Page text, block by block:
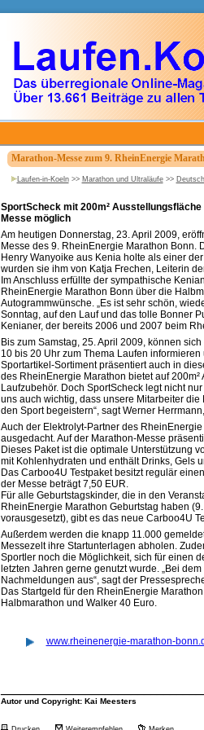
Marathon-Messe zum 9. RheinEnergie
Laufen-in-Koeln>> Marathon und Ultraläufe>>
SportScheck mit 200m²
Messe möglich
Am heutigen Donnerstag, 23. April 2009,
Messe des 9. RheinEnergie Marathon
Henry Wanyoike aus Kenia holte als einer
wurden sie ihm von Katja Frechen, Leiterin
Im Anschluss erfüllte der sympathische
RheinEnergie Marathon Bonn über die
Autogrammwünsche. „Es ist sehr schön,
Sonntag, auf den Lauf und das tolle Bonner
Kenianer, der bereits 2006 und 2007 beim
Bis zum Samstag, 25. April 2009, können
10 bis 20 Uhr zum Thema Laufen
Sportartikel-Sortiment präsentiert auch in
des RheinEnergie Marathon bietet auf
Laufzubehör. Doch SportScheck legt nicht
uns auch wichtig, dass unsere Mitarbeiter
den Sport begeistern“, sagt Werner
Auch der Elektrolyt-Partner des
ausgedacht. Auf der Marathon-Messe
Dieses Paket ist die optimale Unterstützung
mit Kohlenhydraten und enthält Drinks, Gels
Das Carboo4U Testpaket besitzt regulär
der Messe beträgt 7,50 EUR.
Für alle Geburtstagskinder, die in den
RheinEnergie Marathon Geburtstag haben
vorausgesetzt), gibt es das neue Carboo4U
Außerdem werden die knapp 11.000
Messezelt ihre Startunterlagen abholen.
Sportler noch die Möglichkeit, sich für einen
letzten Jahren gerne genutzt wurde. „Bei
Nachmeldungen aus“, sagt der
Das Startgeld für den RheinEnergie
Halbmarathon und Walker 40 Euro.
www.rheinenergie-marathon-
Autor und Copyright: Kai Meesters